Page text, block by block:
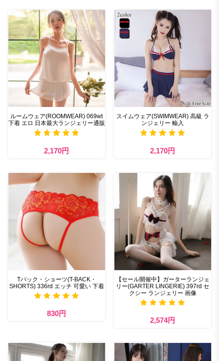
ルームウェア(ROOMWEAR) 069wt
下着 エロ 日本最大ランジェリー通販
2,170円
スイムウェア(SWIMWEAR) 高級 ラ
ンジェリー 輸入
2,170円
Tバック・ショーツ(T-BACK・
SHORTS) 336rd エッチ 可愛い 下着
830円
【セール開催中】ガーターランジェ
リー(GARTER LINGERIE) 397rd セ
クシー ランジェリー 画像
2,574円